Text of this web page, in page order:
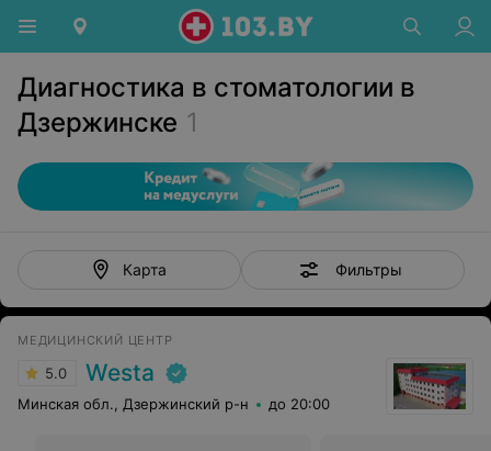
Диагностика в стоматологии в
Дзержинске 1
Карта Фильтры
МЕДИЦИНСКИЙ ЦЕНТР
5.0 Westa
Минская обл., Дзержинский р-н до 20:00